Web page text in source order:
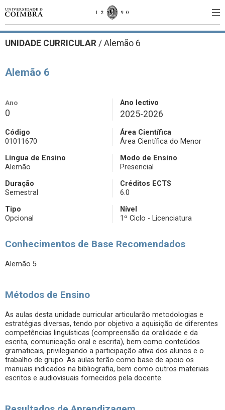
UNIDADE CURRICULAR / Alemão 6
Alemão 6
Ano
0
Ano lectivo
2025-2026
Código
01011670
Área Científica
Área Científica do Menor
Língua de Ensino
Alemão
Modo de Ensino
Presencial
Duração
Semestral
Créditos ECTS
6.0
Tipo
Opcional
Nível
1º Ciclo - Licenciatura
Conhecimentos de Base Recomendados
Alemão 5
Métodos de Ensino
As aulas desta unidade curricular articularão metodologias e
estratégias diversas, tendo por objetivo a aquisição de diferentes
competências linguísticas (compreensão da oralidade e da
escrita, comunicação oral e escrita), bem como conteúdos
gramaticais, privilegiando a participação ativa dos alunos e o
trabalho de grupo. As aulas terão como base de apoio os
manuais indicados na bibliografia, bem como outros materiais
escritos e audiovisuais fornecidos pela docente.